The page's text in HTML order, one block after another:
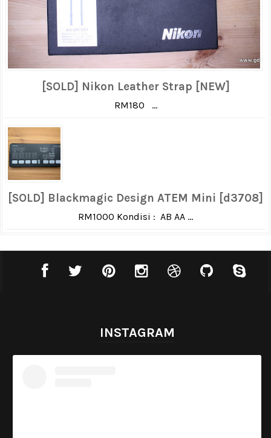
[SOLD] Nikon Leather Strap [NEW]
RM180 ...
[SOLD] Blackmagic Design ATEM Mini [d3708]
RM1000 Kondisi : AB AA ...
INSTAGRAM